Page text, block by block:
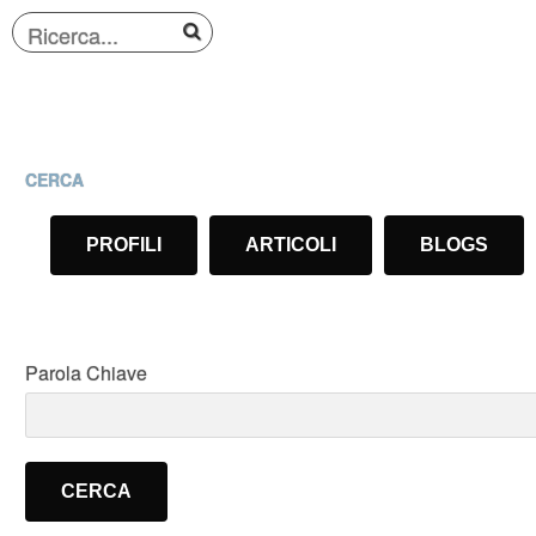
CERCA
PROFILI ARTICOLI BLOGS
Parola Chiave